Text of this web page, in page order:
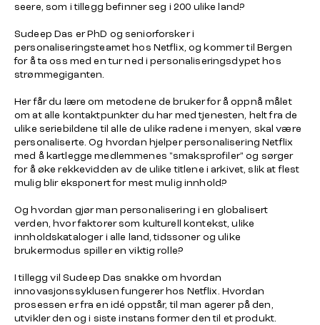
seere, som i tillegg befinner seg i 200 ulike land?
Sudeep Das er PhD og seniorforsker i
personaliseringsteamet hos Netflix, og kommer til Bergen
for å ta oss med en tur ned i personaliseringsdypet hos
strømmegiganten.
Her får du lære om metodene de bruker for å oppnå målet
om at alle kontaktpunkter du har med tjenesten, helt fra de
ulike seriebildene til alle de ulike radene i menyen, skal være
personaliserte. Og hvordan hjelper personalisering Netflix
med å kartlegge medlemmenes "smaksprofiler" og sørger
for å øke rekkevidden av de ulike titlene i arkivet, slik at flest
mulig blir eksponert for mest mulig innhold?
Og hvordan gjør man personalisering i en globalisert
verden, hvor faktorer som kulturell kontekst, ulike
innholdskataloger i alle land, tidssoner og ulike
brukermodus spiller en viktig rolle?
I tillegg vil Sudeep Das snakke om hvordan
innovasjonssyklusen fungerer hos Netflix. Hvordan
prosessen er fra en idé oppstår, til man agerer på den,
utvikler den og i siste instans former den til et produkt.